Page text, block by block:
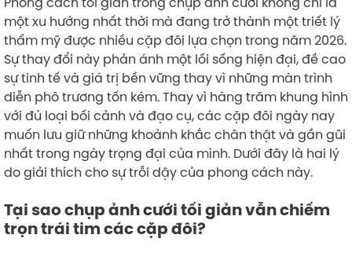
một xu hướng nhất thời mà đang trở thành một triết lý
thẩm mỹ được nhiều cặp đôi lựa chọn trong năm 2026.
Sự thay đổi này phản ánh một lối sống hiện đại, đề cao
sự tinh tế và giá trị bền vững thay vì những màn trình
diễn phô trương tốn kém. Thay vì hàng trăm khung hình
với đủ loại bối cảnh và đạo cụ, các cặp đôi ngày nay
muốn lưu giữ những khoảnh khắc chân thật và gần gũi
nhất trong ngày trọng đại của mình. Dưới đây là hai lý
do giải thích cho sự trỗi dậy của phong cách này.
Tại sao chụp ảnh cưới tối giản vẫn chiếm
trọn trái tim các cặp đôi?